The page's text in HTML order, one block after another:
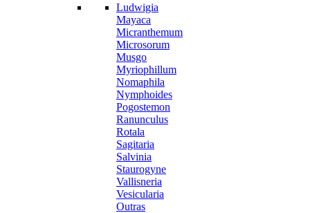
Ludwigia
Mayaca
Micranthemum
Microsorum
Musgo
Myriophillum
Nomaphila
Nymphoides
Pogostemon
Ranunculus
Rotala
Sagitaria
Salvinia
Staurogyne
Vallisneria
Vesicularia
Outras